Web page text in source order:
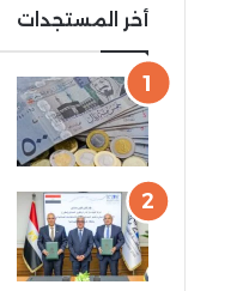
أخر المستجدات